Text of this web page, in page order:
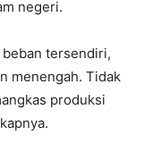
negeri.
tersendiri,
menengah. Tidak
produksi